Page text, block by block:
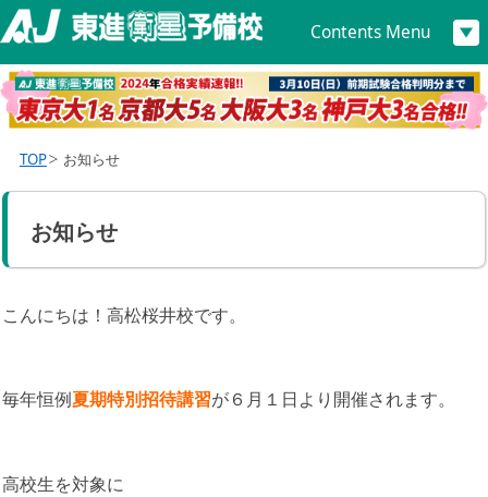
Contents Menu
TOP お知らせ
お知らせ
こんにちは！高松桜井校です。
毎年恒例夏期特別招待講習が６月１日より開催されます。
高校生を対象に